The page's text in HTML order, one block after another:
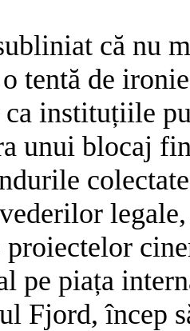
că nu
tentă de
instituțiile
unui blocaj
pe piața
Fjord, încep